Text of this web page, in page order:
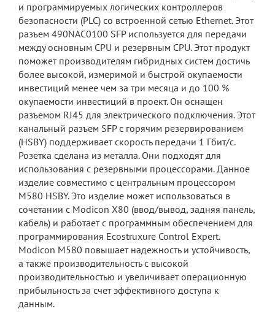
и программируемых логических контроллеров
безопасности (PLC) со встроенной сетью Ethernet. Этот
разъем 490NAC0100 SFP используется для передачи
между основным CPU и резервным CPU. Этот продукт
поможет производителям гибридных систем достичь
более высокой, измеримой и быстрой окупаемости
инвестиций менее чем за три месяца и до 100 %
окупаемости инвестиций в проект. Он оснащен
разъемом RJ45 для электрического подключения. Этот
канальный разъем SFP с горячим резервированием
(HSBY) поддерживает скорость передачи 1 Гбит/с.
Розетка сделана из металла. Они подходят для
использования с резервными процессорами. Данное
изделие совместимо с центральным процессором
M580 HSBY. Это изделие может использоваться в
сочетании с Modicon X80 (ввод/вывод, задняя панель,
кабель) и работает с программным обеспечением для
программирования Ecostruxure Control Expert.
Modicon M580 повышает надежность и устойчивость,
а также производительность с высокой
производительностью и увеличивает операционную
прибыльность за счет эффективного доступа к
данным.